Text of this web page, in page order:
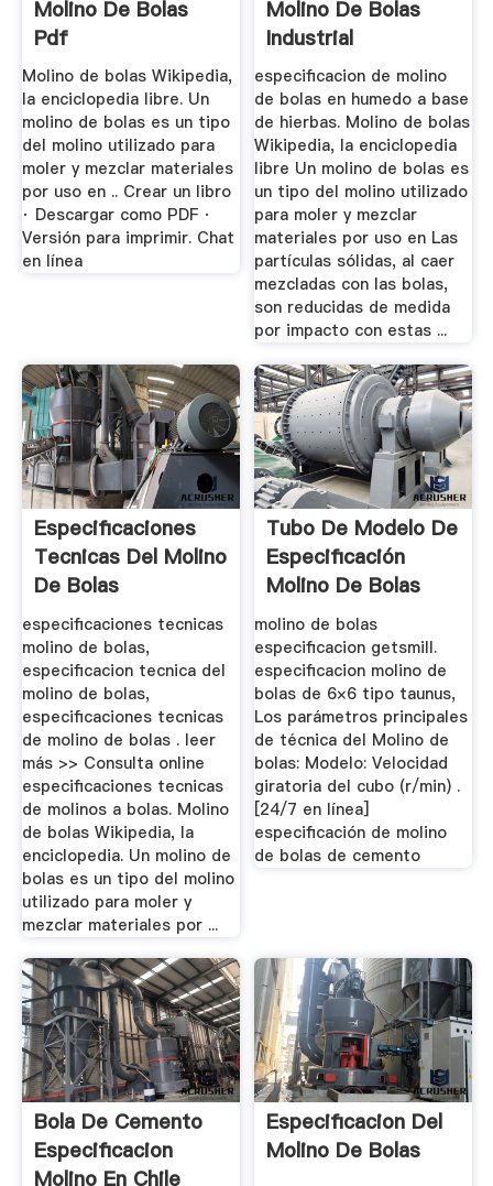
Molino De Bolas
Pdf
Molino de bolas Wikipedia,
la enciclopedia libre. Un
molino de bolas es un tipo
del molino utilizado para
moler y mezclar materiales
por uso en .. Crear un libro
· Descargar como PDF ·
Versión para imprimir. Chat
en línea
Molino De Bolas
Industrial
especificacion de molino
de bolas en humedo a base
de hierbas. Molino de bolas
Wikipedia, la enciclopedia
libre Un molino de bolas es
un tipo del molino utilizado
para moler y mezclar
materiales por uso en Las
partículas sólidas, al caer
mezcladas con las bolas,
son reducidas de medida
por impacto con estas ...
Especificaciones
Tecnicas Del Molino
De Bolas
especificaciones tecnicas
molino de bolas,
especificacion tecnica del
molino de bolas,
especificaciones tecnicas
de molino de bolas . leer
más >> Consulta online
especificaciones tecnicas
de molinos a bolas. Molino
de bolas Wikipedia, la
enciclopedia. Un molino de
bolas es un tipo del molino
utilizado para moler y
mezclar materiales por ...
Tubo De Modelo De
Especificación
Molino De Bolas
molino de bolas
especificacion getsmill.
especificacion molino de
bolas de 6×6 tipo taunus,
Los parámetros principales
de técnica del Molino de
bolas: Modelo: Velocidad
giratoria del cubo (r/min) .
[24/7 en línea]
especificación de molino
de bolas de cemento
Bola De Cemento
Especificacion
Molino En Chile
Especificacion Del
Molino De Bolas